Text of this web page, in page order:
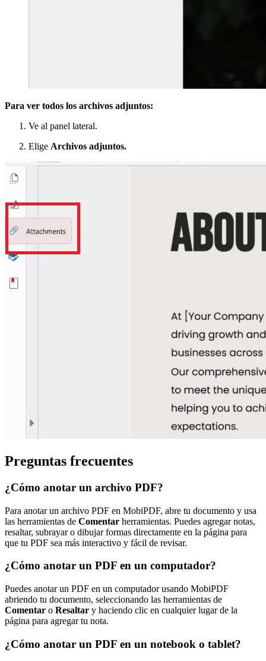
Para ver todos los archivos adjuntos:
Ve al panel lateral.
Elige Archivos adjuntos.
Preguntas frecuentes
¿Cómo anotar un archivo PDF?
Para anotar un archivo PDF en MobiPDF, abre tu documento y usa
las herramientas de Comentar herramientas. Puedes agregar notas,
resaltar, subrayar o dibujar formas directamente en la página para
que tu PDF sea más interactivo y fácil de revisar.
¿Cómo anotar un PDF en un computador?
Puedes anotar un PDF en un computador usando MobiPDF
abriendo tu documento, seleccionando las herramientas de
Comentar o Resaltar y haciendo clic en cualquier lugar de la
página para agregar tu nota.
¿Cómo anotar un PDF en un notebook o tablet?